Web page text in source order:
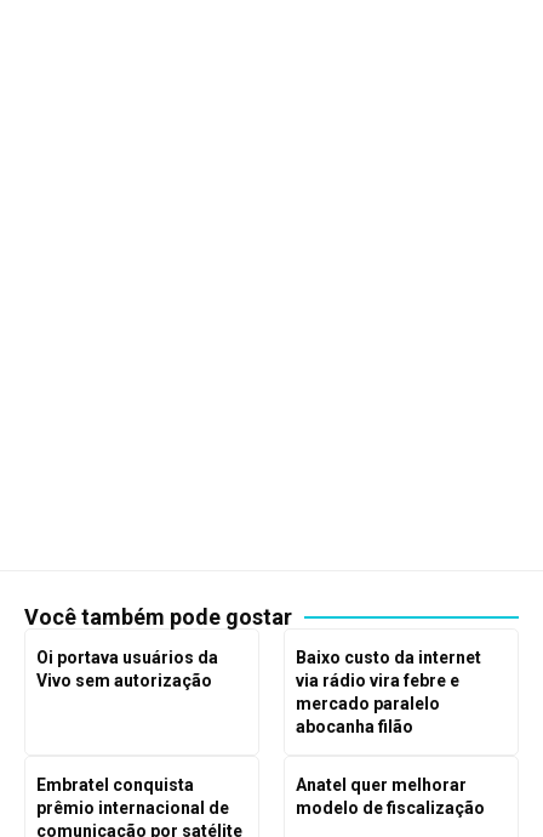
Você também pode gostar
Oi portava usuários da
Vivo sem autorização
Baixo custo da internet
via rádio vira febre e
mercado paralelo
abocanha filão
Embratel conquista
prêmio internacional de
comunicação por satélite
Anatel quer melhorar
modelo de fiscalização